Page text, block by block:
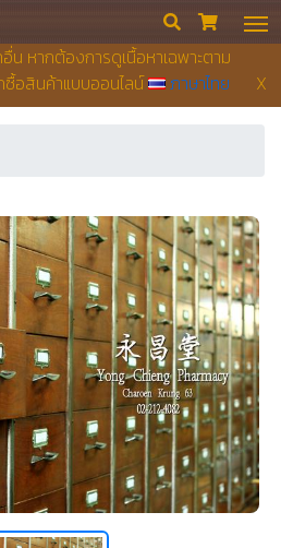
น หากต้องการดูเนื้อหาเฉพาะตาม
อสินค้าแบบออนไลน์
ภาษาไทย X
 